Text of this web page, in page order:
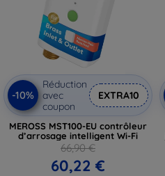
-10%
Réduction
avec
coupon
EXTRA10
MEROSS MST100-EU contrôleur
d’arrosage intelligent Wi-Fi
66,90 €
60,22 €